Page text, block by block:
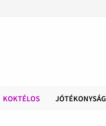
KOKTÉLOS JÓTÉKONYSÁG